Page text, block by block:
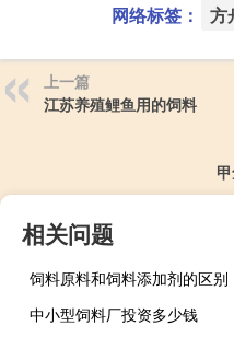
网络标签： 方
上一篇
江苏养殖鲤鱼用的饲料
相关问题
饲料原料和饲料添加剂的区别
中小型饲料厂投资多少钱